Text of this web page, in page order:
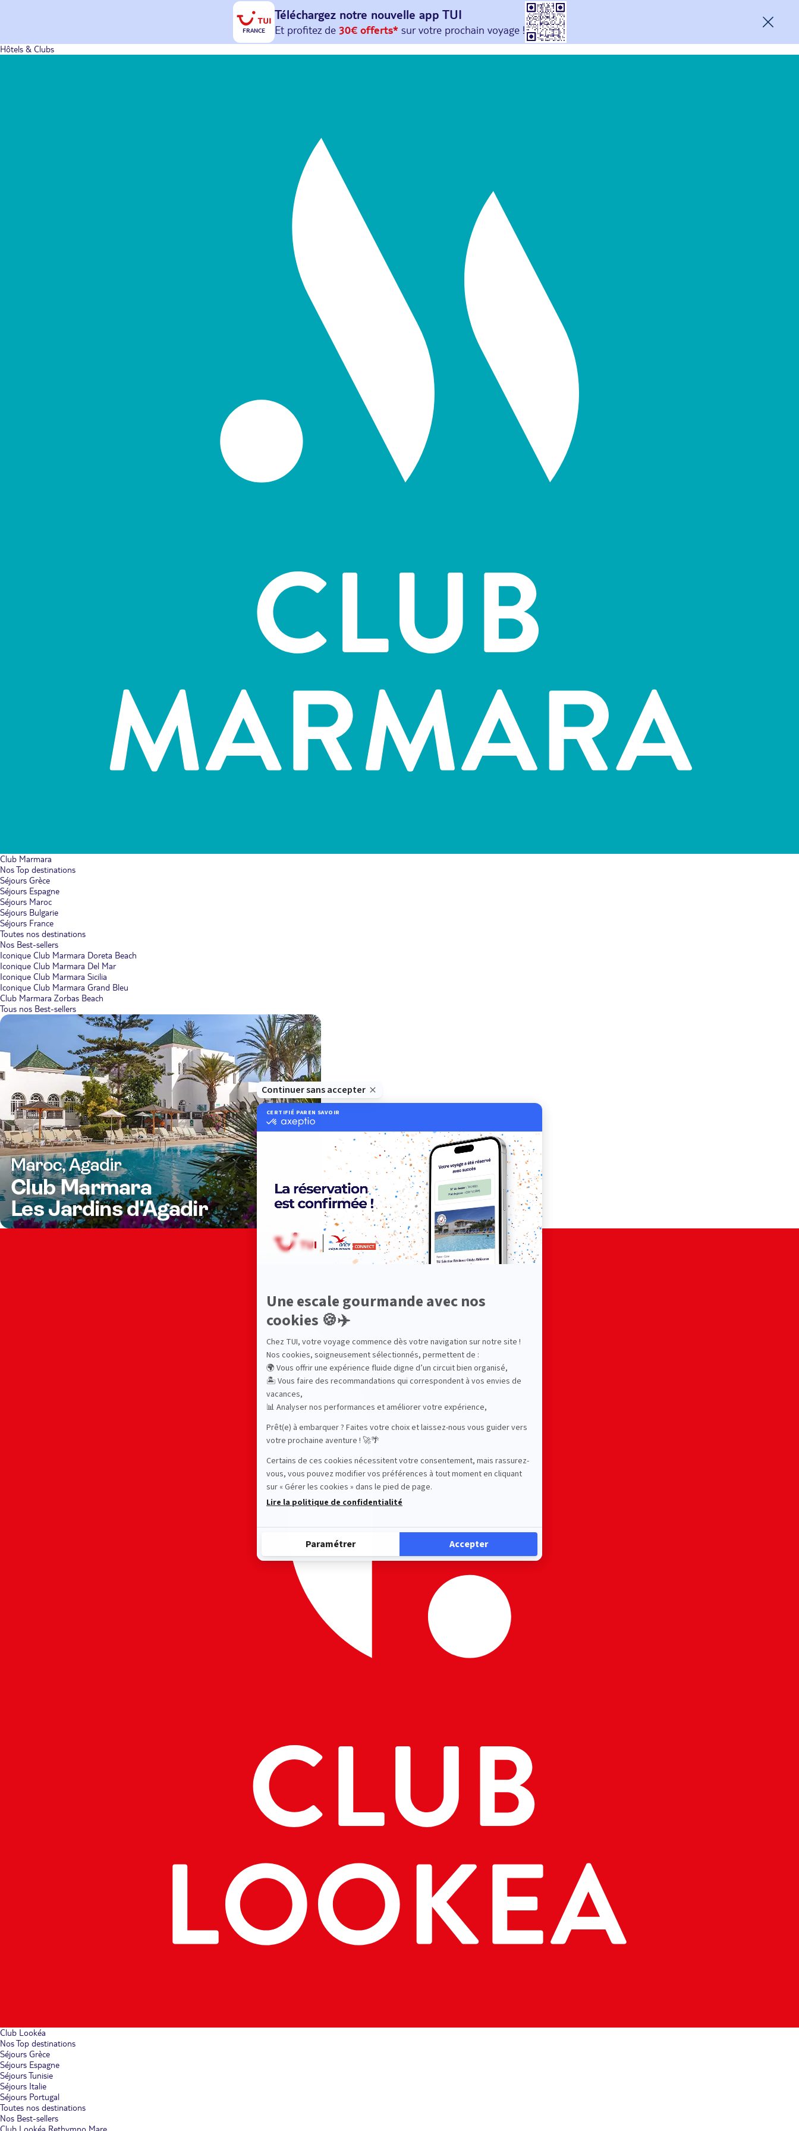
FRANCE
Téléchargez notre nouvelle app TUI
Et profitez de 30€ offerts*sur votreprochain
avec le code : HAPPYAPP
Hôtels & Clubs
Club Marmara
Nos Top destinations
Séjours Grèce
Séjours Espagne
Séjours Maroc
Séjours Bulgarie
Séjours France
Toutes nos destinations
Nos Best-sellers
Iconique Club Marmara Doreta Beach
Iconique Club Marmara Del Mar
Iconique Club Marmara Sicilia
Iconique Club Marmara Grand Bleu
Club Marmara Zorbas Beach
Tous nos Best-sellers
Club Lookéa
Nos Top destinations
Séjours Grèce
Séjours Espagne
Séjours Tunisie
Séjours Italie
Séjours Portugal
Toutes nos destinations
Nos Best-sellers